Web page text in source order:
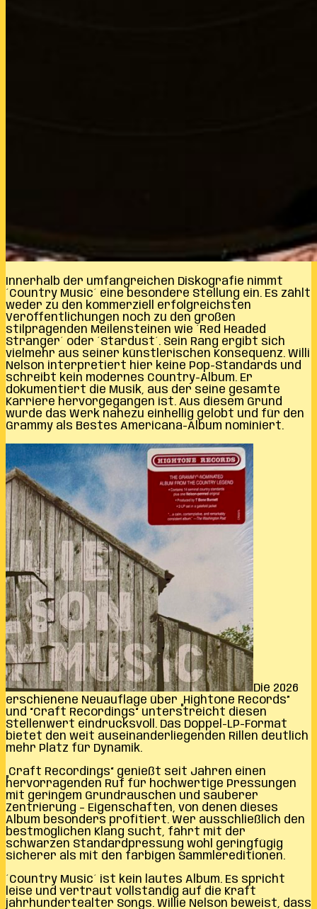
Innerhalb der umfangreichen Diskografie nimmt
´Country Music´ eine besondere Stellung ein. Es zählt
weder zu den kommerziell erfolgreichsten
Veröffentlichungen noch zu den großen
stilprägenden Meilensteinen wie ´Red Headed
Stranger´ oder ´Stardust´. Sein Rang ergibt sich
vielmehr aus seiner künstlerischen Konsequenz. Willi
Nelson interpretiert hier keine Pop-Standards und
schreibt kein modernes Country-Album. Er
dokumentiert die Musik, aus der seine gesamte
Karriere hervorgegangen ist. Aus diesem Grund
wurde das Werk nahezu einhellig gelobt und für den
Grammy als Bestes Americana-Album nominiert.
Die 2026
erschienene Neuauflage über „Hightone Records”
und “Craft Recordings“ unterstreicht diesen
Stellenwert eindrucksvoll. Das Doppel-LP-Format
bietet den weit auseinanderliegenden Rillen deutlich
mehr Platz für Dynamik.
„Craft Recordings“ genießt seit Jahren einen
hervorragenden Ruf für hochwertige Pressungen
mit geringem Grundrauschen und sauberer
Zentrierung – Eigenschaften, von denen dieses
Album besonders profitiert. Wer ausschließlich den
bestmöglichen Klang sucht, fährt mit der
schwarzen Standardpressung wohl geringfügig
sicherer als mit den farbigen Sammlereditionen.
´Country Music´ ist kein lautes Album. Es spricht
leise und vertraut vollständig auf die Kraft
jahrhundertealter Songs. Willie Nelson beweist, dass